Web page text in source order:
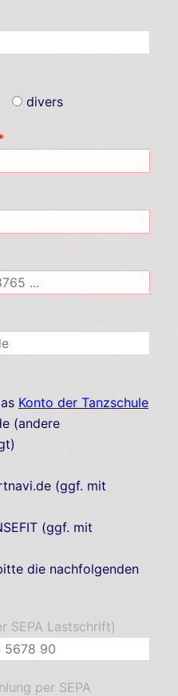
divers
Konto der Tanzschule
(andere
(ggf. mit
(ggf. mit
die nachfolgenden
SEPA Lastschrift)
per SEPA